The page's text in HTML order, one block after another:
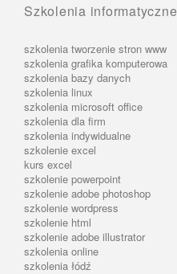
Szkolenia informatyczne
szkolenia tworzenie stron www
szkolenia grafika komputerowa
szkolenia bazy danych
szkolenia linux
szkolenia microsoft office
szkolenia dla firm
szkolenia indywidualne
szkolenie excel
kurs excel
szkolenie powerpoint
szkolenie adobe photoshop
szkolenie wordpress
szkolenie html
szkolenie adobe illustrator
szkolenia online
szkolenia łódź